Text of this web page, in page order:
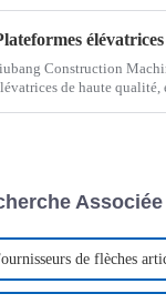
Construction
de haute qualité,
Associée
de flèches